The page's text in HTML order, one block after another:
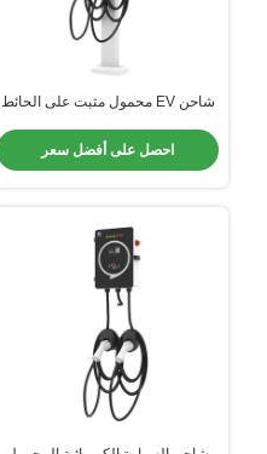
شاحن EV محمول مثبت على الحائط
RFID مدرجة
احصل على أفضل سعر